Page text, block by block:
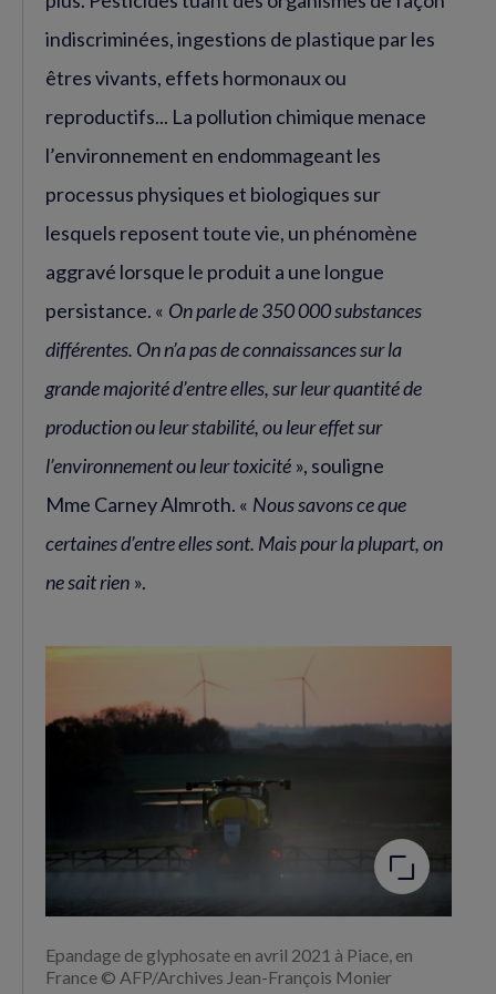
indiscriminées, ingestions de plastique par les
êtres vivants, effets hormonaux ou
reproductifs... La pollution chimique menace
l’environnement en endommageant les
processus physiques et biologiques sur
lesquels reposent toute vie, un phénomène
aggravé lorsque le produit a une longue
persistance. « On parle de 350 000 substances
différentes. On n’a pas de connaissances sur la
grande majorité d’entre elles, sur leur quantité de
production ou leur stabilité, ou leur effet sur
l’environnement ou leur toxicité », souligne
Mme Carney Almroth. « Nous savons ce que
certaines d’entre elles sont. Mais pour la plupart, on
ne sait rien ».
Agrandir
l'image
Epandage de glyphosate en avril 2021 à Piace, en
France © AFP/Archives Jean-François Monier